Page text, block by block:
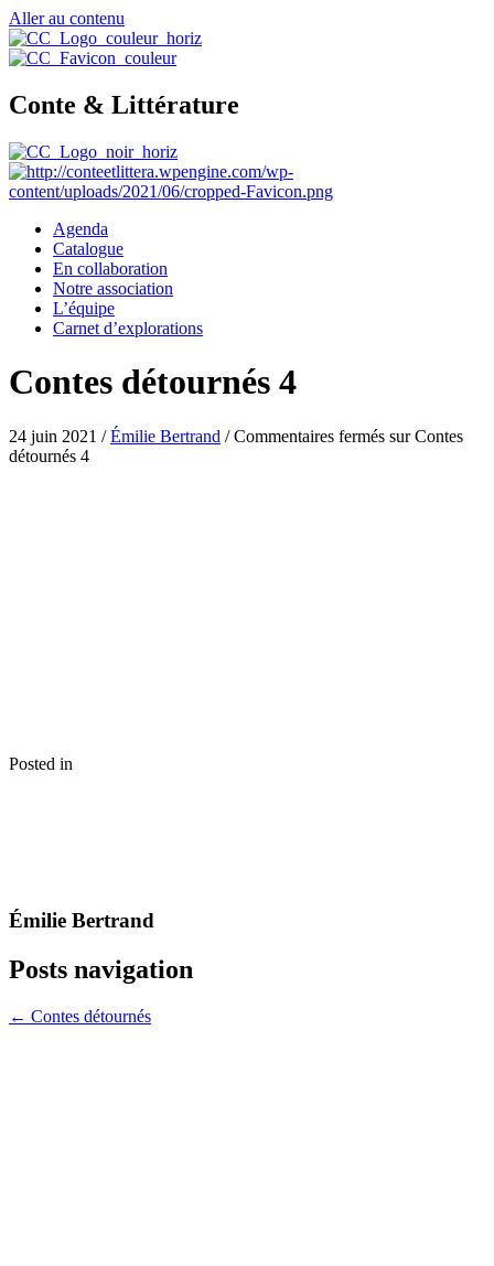
Aller au contenu
Conte & Littérature
Agenda
Catalogue
En collaboration
Notre association
L’équipe
Carnet d’explorations
Contes détournés 4
24 juin 2021 /Émilie Bertrand /Commentaires fermés sur Contes
détournés 4
Posted in
Émilie Bertrand
Posts navigation
← Contes détournés